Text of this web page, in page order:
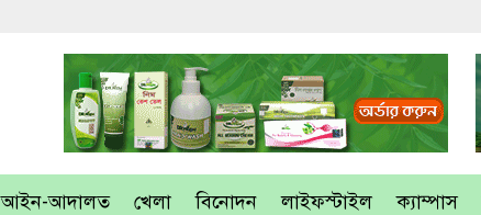
আইন-আদালত খেলা বিনোদন লাইফস্টাইল ক্যাম্পাস